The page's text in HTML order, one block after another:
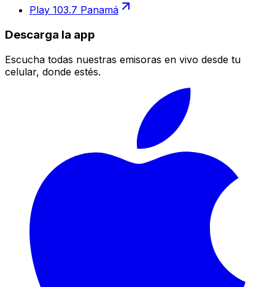
Play 103.7 Panamá
Descarga la app
Escucha todas nuestras emisoras en vivo desde tu
celular, donde estés.